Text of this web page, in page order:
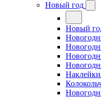
Новый год
Новый